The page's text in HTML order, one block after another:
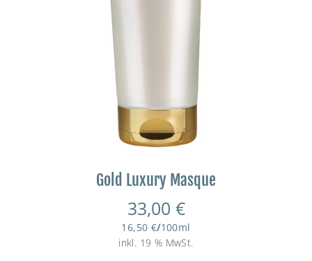
Gold Luxury Masque
33,00 €
16,50 €/100ml
inkl. 19 % MwSt.